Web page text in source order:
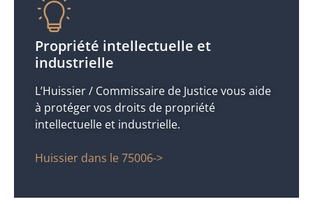
Propriété intellectuelle et
industrielle
L’Huissier / Commissaire de Justice vous aide
à protéger vos droits de propriété
intellectuelle et industrielle.
Huissier dans le 75006->